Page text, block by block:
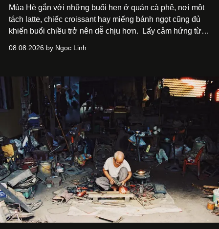
Mùa Hè gắn với những buổi hẹn ở quán cà phê, nơi một
tách latte, chiếc croissant hay miếng bánh ngọt cũng đủ
khiến buổi chiều trở nên dễ chịu hơn.
Lấy cảm hứng từ
sử dụng bảng màu nâu sữa, kem, trắng ngà cùng những
quán cà phê. Dưới đây là những mẫu nail được yêu thích
nhất của xu hướng này.
08.08.2026 by Ngọc Linh